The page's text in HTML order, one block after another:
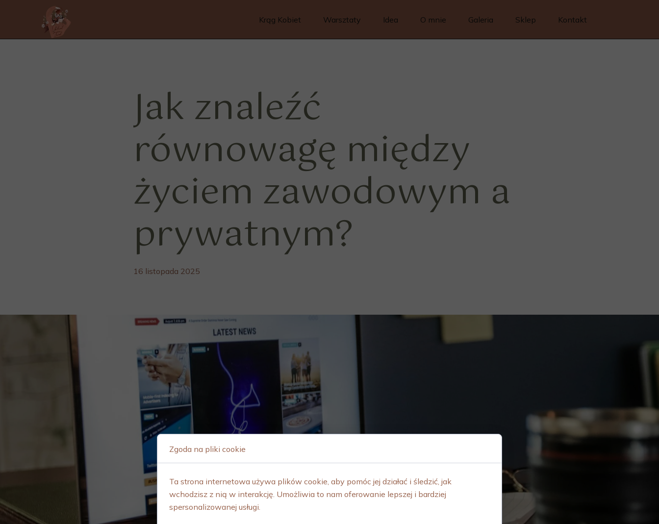
Krąg Kobiet Warsztaty Idea O mnie Galeria Sklep Kontakt
16 listopada 2025
Jak znaleźć
równowagę między
życiem zawodowym a
prywatnym?
Zgoda na pliki cookie
Ta strona internetowa używa plików cookie, aby pomóc jej działać i śledzić, jak
wchodzisz z nią w interakcję. Umożliwia to nam oferowanie lepszej i bardziej
spersonalizowanej usługi.